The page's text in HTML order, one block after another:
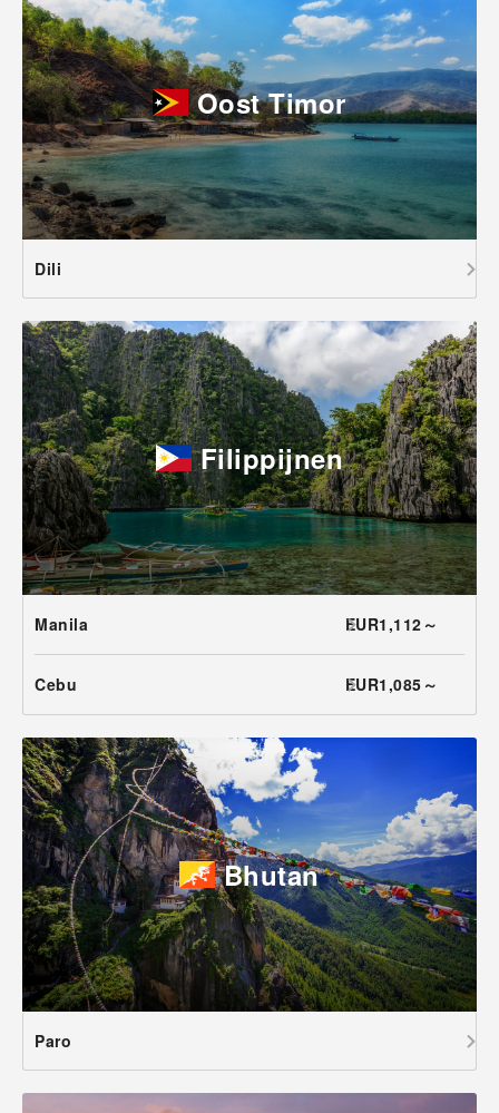
Oost Timor
Dili
Filippijnen
Manila EUR1,112～
Cebu EUR1,085～
Bhutan
Paro